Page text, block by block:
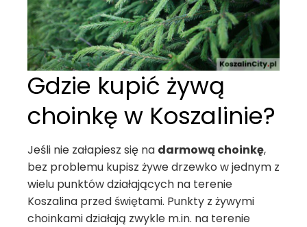
Gdzie kupić żywą
choinkę w Koszalinie?
Jeśli nie załapiesz się na darmową choinkę,
bez problemu kupisz żywe drzewko w jednym z
wielu punktów działających na terenie
Koszalina przed świętami. Punkty z żywymi
choinkami działają zwykle m.in. na terenie